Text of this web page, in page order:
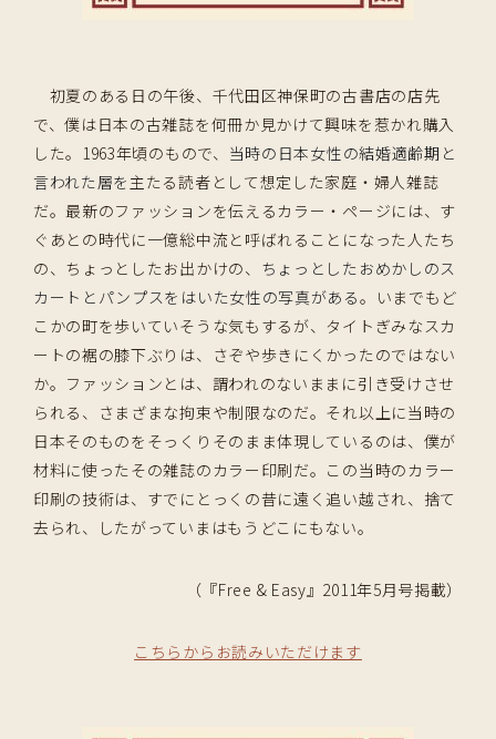
初夏のある日の午後、千代田区神保町の古書店の店先
で、僕は日本の古雑誌を何冊か見かけて興味を惹かれ購入
した。1963年頃のもので、 当時の日本女性の結婚適齢期と
言われた層を 主たる読者として想定した家庭・婦人雑誌
だ。最新のファッションを伝えるカラー・ページには、す
ぐあとの時代に一億総中流と呼ばれることになった人たち
の、ちょっとしたお出かけの、 ちょっとしたおめかしのス
カートとパンプスをはいた女性の写真がある。いまでもど
こかの町を歩いていそうな気もするが、タイトぎみなスカ
ートの裾の膝下ぶりは、さぞや歩きにくかったのではない
か。ファッションとは、謂われのないままに引き受けさせ
られる、さまざまな拘束や制限なのだ。それ以上に当時の
日本そのものをそっくりそのまま体現しているのは、僕が
材料に使ったその雑誌のカラー印刷だ。この当時のカラー
印刷の技術は、すでにとっくの昔に遠く追い越され、捨て
去られ、したがっていまはもうどこにもない。
（『Free & Easy』2011年5月号掲載）
こちらからお読みいただけます